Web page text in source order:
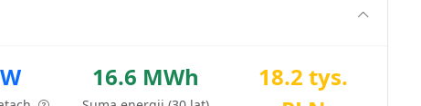
16.6 MWh
18.2 tys.